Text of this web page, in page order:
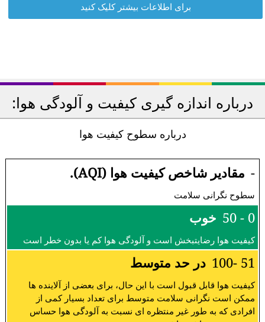
برای اطلاعات بیشتر کلیک کنید
درباره اندازه گیری کیفیت و آلودگی هوا:
درباره سطوح کیفیت هوا
- مقادیر شاخص کیفیت هوا (AQI).
سطوح نگرانی سلامت
0 - 50 خوب
کیفیت هوا رضایتبخش است و آلودگی هوا کم یا بدون خطر است
51 -100 در حد متوسط
کیفیت هوا قابل قبول است با این حال، برای بعضی از آلاینده ها
ممکن است نگرانی سلامت متوسط برای تعداد بسیار کمی از
افرادی که به طور غیر منتظره ای نسبت به آلودگی هوا حساس